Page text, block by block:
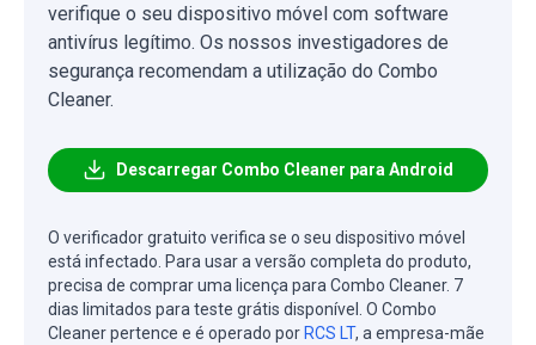
verifique o seu dispositivo móvel com software
antivírus legítimo. Os nossos investigadores de
segurança recomendam a utilização do Combo
Cleaner.
Descarregar Combo Cleaner para Android
O verificador gratuito verifica se o seu dispositivo móvel
está infectado. Para usar a versão completa do produto,
precisa de comprar uma licença para Combo Cleaner. 7
dias limitados para teste grátis disponível. O Combo
Cleaner pertence e é operado por RCS LT, a empresa-mãe